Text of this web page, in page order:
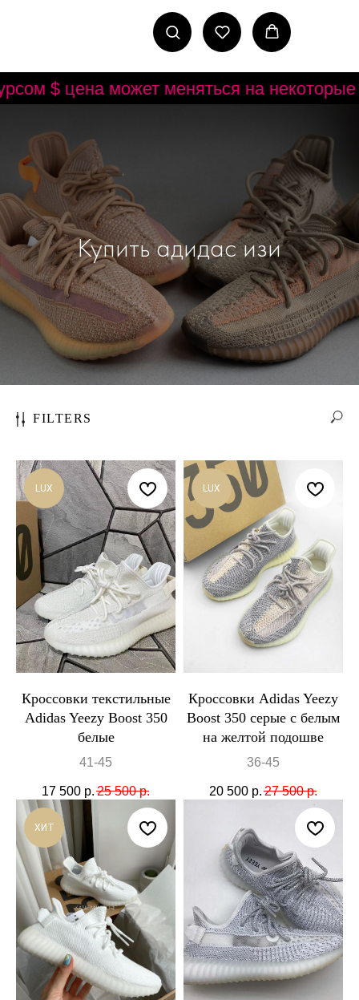
может меняться на некоторые
Купить адидас изи
FILTERS
LUX
Кроссовки текстильные
Adidas Yeezy Boost 350
белые
41-45
17 500 р. 25 500 р.
LUX
Кроссовки Adidas Yeezy
Boost 350 серые с белым
на желтой подошве
36-45
20 500 р. 27 500 р.
ХИТ